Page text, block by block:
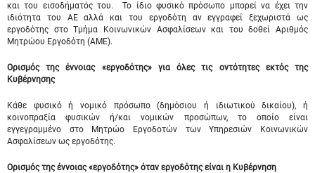
και του εισοδήματός του. Το ίδιο φυσικό πρόσωπο μπορεί να έχει την
ιδιότητα του ΑΕ αλλά και του εργοδότη αν εγγραφεί ξεχωριστά ως
εργοδότης στο Τμήμα Κοινωνικών Ασφαλίσεων και του δοθεί Αριθμός
Μητρώου Εργοδότη (ΑΜΕ).
Ορισμός της έννοιας «εργοδότης» για όλες τις οντότητες εκτός της
Κυβέρνησης
Κάθε φυσικό ή νομικό πρόσωπο (δημόσιου ή ιδιωτικού δικαίου), ή
κοινοπραξία φυσικών ή/και νομικών προσώπων, το οποίο είναι
εγγεγραμμένο στο Μητρώο Εργοδοτών των Υπηρεσιών Κοινωνικών
Ασφαλίσεων ως εργοδότης.
Ορισμός της έννοιας «εργοδότης» όταν εργοδότης είναι η Κυβέρνηση